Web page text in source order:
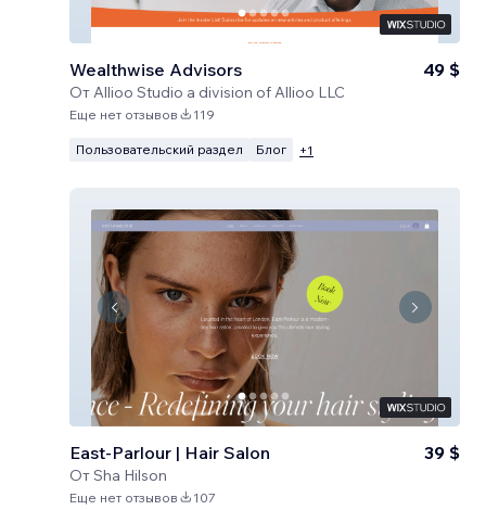
Wealthwise Advisors
ОтAllioo Studio a division of Allioo LLC
49 $
Еще нет отзывов 119
Пользовательский раздел Блог +1
East-Parlour | Hair Salon
ОтSha Hilson
39 $
Еще нет отзывов 107